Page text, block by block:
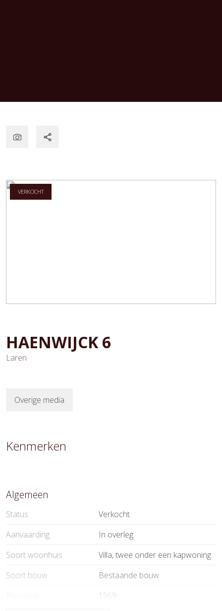
VERKOCHT
HAENWIJCK 6
Laren
Overige media
Kenmerken
Algemeen
Status
Verkocht
Aanvaarding
In overleg
Soort woonhuis
Villa, twee onder een kapwoning
Soort bouw
Bestaande bouw
1969